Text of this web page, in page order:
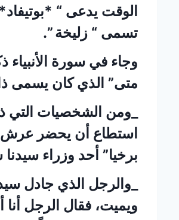
الوقت يدعى “
تسمى “ زليخة ”.
وجاء في سورة
متى” الذي كان يسمى
_ومن الشخصيات التي
استطاع أن يحضر
برخيا” أحد وزراء
_والرجل الذي جادل
ويميت، فقال الرجل